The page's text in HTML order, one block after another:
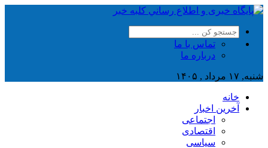
تماس با ما
درباره ما
شنبه, ۱۷ مرداد , ۱۴۰۵
خانه
آخرین اخبار
اجتماعی
اقتصادی
سیاسی